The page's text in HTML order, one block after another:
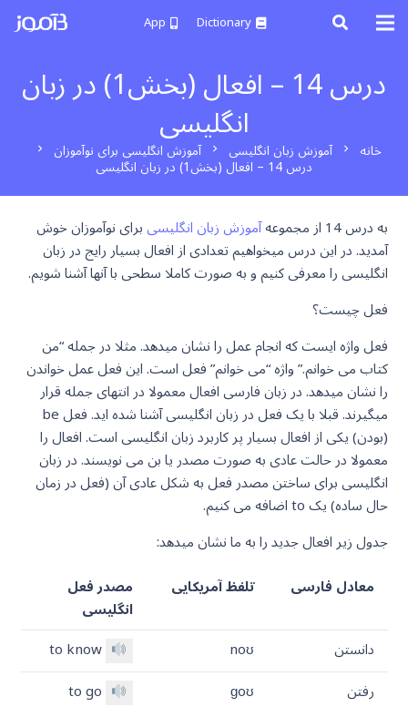
Dictionary
App
درس 14 – افعال (بخش1) در زبان
انگلیسی خانه chevron_right آموزش زبان انگلیسی chevron_right آموزش انگلیسی برای نوآموزان chevron_right
درس 14 – افعال (بخش1) در زبان انگلیسی
به درس 14 از مجموعه آموزش زبان انگلیسیبرای نوآموزان خوش
آمدید. در این درس میخواهیم تعدادی از افعال بسیار رایج در زبان
انگلیسی را معرفی کنیم و به صورت کاملا سطحی با آنها آشنا شویم.
فعل چیست؟
فعل واژه ایست که انجام عمل را نشان میدهد. مثلا در جمله “من
کتاب می خوانم.” واژه “می خوانم” فعل است. این فعل عمل خواندن
را نشان میدهد. در زبان فارسی افعال معمولا در انتهای جمله قرار
میگیرند. قبلا با یک فعل در زبان انگلیسی آشنا شده اید. فعل be
(بودن) یکی از افعال بسیار پر کاربرد زبان انگلیسی است. افعال را
معمولا در حالت عادی به صورت مصدر یا بن می نویسند. در زبان
انگلیسی برای ساختن مصدر فعل به شکل عادی آن (فعل در زمان
حال ساده) یک to اضافه می کنیم.
جدول زیر افعال جدید را به ما نشان میدهد:
معادل فارسی
تلفظ آمریکایی مصدر فعل
انگلیسی
دانستن
noʊ
to know
رفتن
ɡoʊ
to go